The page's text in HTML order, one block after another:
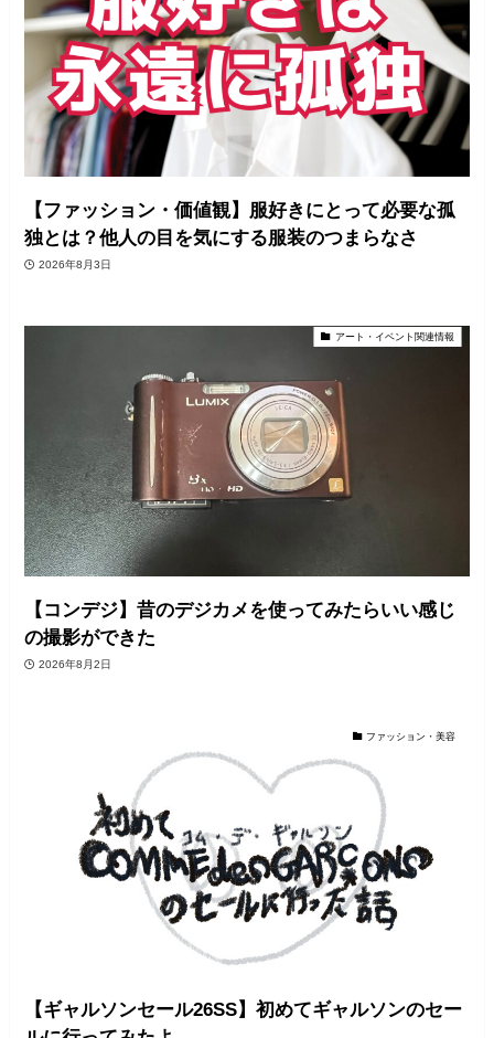
【ファッション・価値観】服好きにとって必要な孤
独とは？他人の目を気にする服装のつまらなさ
2026年8月3日
アート・イベント関連情報
【コンデジ】昔のデジカメを使ってみたらいい感じ
の撮影ができた
2026年8月2日
ファッション・美容
【ギャルソンセール26SS】初めてギャルソンのセー